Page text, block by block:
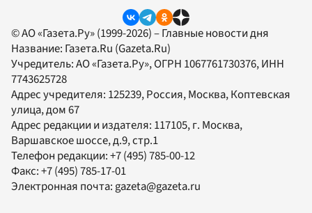
© АО «Газета.Ру» (1999-2026) – Главные новости дня
Название: Газета.Ru (Gazeta.Ru)
Учредитель:АО «Газета.Ру», ОГРН 1067761730376, ИНН
7743625728
Адрес учредителя: 125239, Россия, Москва, Коптевская
улица, дом 67
Адрес редакции и издателя: 117105, г. Москва,
Варшавское шоссе, д.9, стр.1
Телефон редакции:+7 (495) 785-00-12
Факс:+7 (495) 785-17-01
Электронная почта:gazeta@gazeta.ru